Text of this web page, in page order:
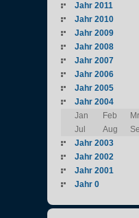
Jahr 2011
Jahr 2010
Jahr 2009
Jahr 2008
Jahr 2007
Jahr 2006
Jahr 2005
Jahr 2004
Jan
Feb
Jul
Aug
Jahr 2003
Jahr 2002
Jahr 2001
Jahr 0